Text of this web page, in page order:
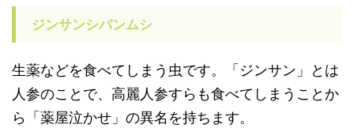
ジンサンシバンムシ
生薬などを食べてしまう虫です。「ジンサン」とは
人参のことで、高麗人参すらも食べてしまうことか
ら「薬屋泣かせ」の異名を持ちます。